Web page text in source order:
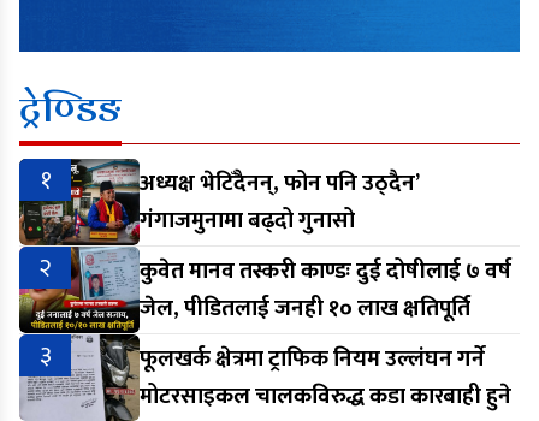
ट्रेण्डिङ
१
अध्यक्ष भेटिँदैनन्, फोन पनि उठ्दैन’
गंगाजमुनामा बढ्दो गुनासो
२
कुवेत मानव तस्करी काण्डः दुई दोषीलाई ७ वर्ष
जेल, पीडितलाई जनही १० लाख क्षतिपूर्ति
३
फूलखर्क क्षेत्रमा ट्राफिक नियम उल्लंघन गर्ने
मोटरसाइकल चालकविरुद्ध कडा कारबाही हुने